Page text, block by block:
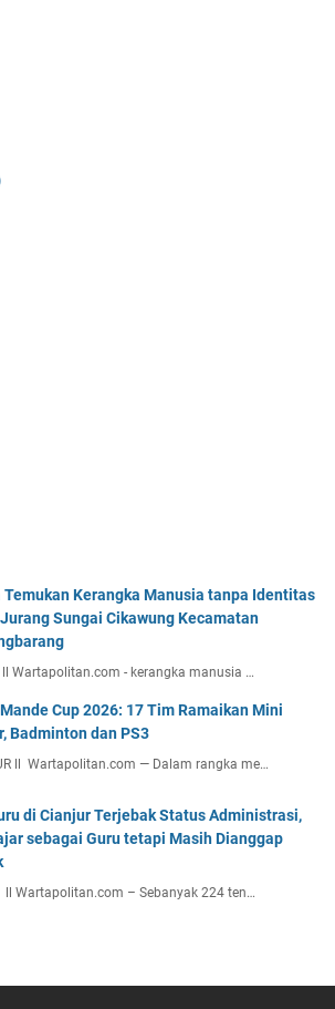
Temukan Kerangka Manusia tanpa Identitas
Sungai Cikawung Kecamatan
Wartapolitan.com - kerangka manusia …
Cup 2026: 17 Tim Ramaikan Mini
Badminton dan PS3
ll Wartapolitan.com — Dalam rangka me…
di Cianjur Terjebak Status Administrasi,
sebagai Guru tetapi Masih Dianggap
ll Wartapolitan.com – Sebanyak 224 ten…